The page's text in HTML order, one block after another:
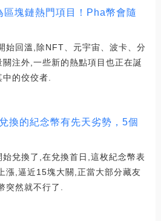
塊鏈熱門項目！Pha幣會隨
始回溫,除NFT、元宇宙、波卡、分
注外,一些新的熱點項目也正在誕
的佼佼者.
換的紀念幣有先天劣勢，5個
兌換了,在兌換首日,這枚紀念幣表
漲,逼近15塊大關,正當大部分藏友
突然就不行了.